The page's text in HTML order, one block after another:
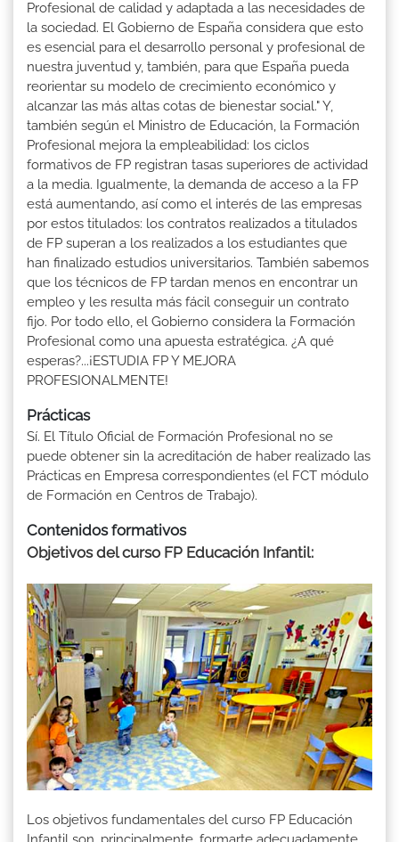
Profesional de calidad y adaptada a las necesidades de
la sociedad. El Gobierno de España considera que esto
es esencial para el desarrollo personal y profesional de
nuestra juventud y, también, para que España pueda
reorientar su modelo de crecimiento económico y
alcanzar las más altas cotas de bienestar social." Y,
también según el Ministro de Educación, la Formación
Profesional mejora la empleabilidad: los ciclos
formativos de FP registran tasas superiores de actividad
a la media. Igualmente, la demanda de acceso a la FP
está aumentando, así como el interés de las empresas
por estos titulados: los contratos realizados a titulados
de FP superan a los realizados a los estudiantes que
han finalizado estudios universitarios. También sabemos
que los técnicos de FP tardan menos en encontrar un
empleo y les resulta más fácil conseguir un contrato
fijo. Por todo ello, el Gobierno considera la Formación
Profesional como una apuesta estratégica. ¿A qué
esperas?...¡ESTUDIA FP Y MEJORA
PROFESIONALMENTE!
Prácticas
Sí. El Título Oficial de Formación Profesional no se
puede obtener sin la acreditación de haber realizado las
Prácticas en Empresa correspondientes (el FCT módulo
de Formación en Centros de Trabajo).
Contenidos formativos
Objetivos del curso FP Educación Infantil:
Los objetivos fundamentales del curso FP Educación